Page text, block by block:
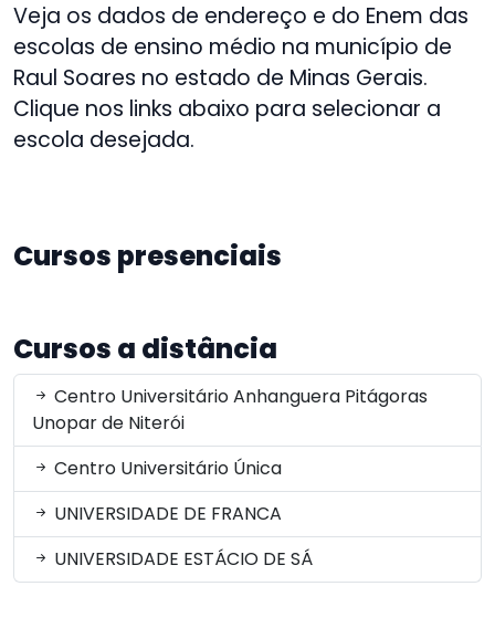
Veja os dados de endereço e do Enem das
escolas de ensino médio na município de
Raul Soares no estado de Minas Gerais.
Clique nos links abaixo para selecionar a
escola desejada.
Cursos presenciais
Cursos a distância
Centro Universitário Anhanguera Pitágoras
Unopar de Niterói
Centro Universitário Única
UNIVERSIDADE DE FRANCA
UNIVERSIDADE ESTÁCIO DE SÁ